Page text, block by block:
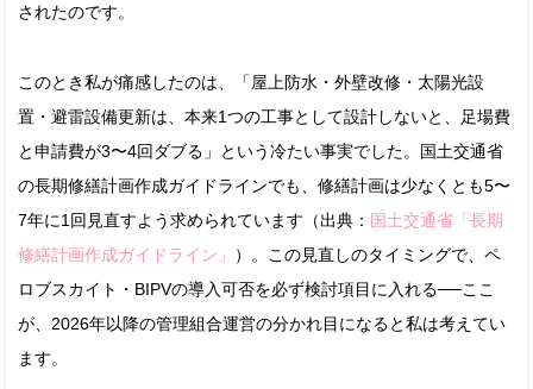
されたのです。
このとき私が痛感したのは、「屋上防水・外壁改修・太陽光設
置・避雷設備更新は、本来1つの工事として設計しないと、足場費
と申請費が3〜4回ダブる」という冷たい事実でした。国土交通省
の長期修繕計画作成ガイドラインでも、修繕計画は少なくとも5〜
7年に1回見直すよう求められています（出典： 国土交通省「長期
修繕計画作成ガイドライン」
）。この見直しのタイミングで、ペ
ロブスカイト・BIPVの導入可否を必ず検討項目に入れる──ここ
が、2026年以降の管理組合運営の分かれ目になると私は考えてい
ます。